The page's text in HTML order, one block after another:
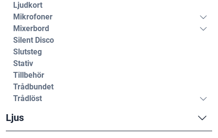
Ljudkort
Mikrofoner
Mixerbord
Silent Disco
Slutsteg
Stativ
Tillbehör
Trådbundet
Trådlöst
Ljus